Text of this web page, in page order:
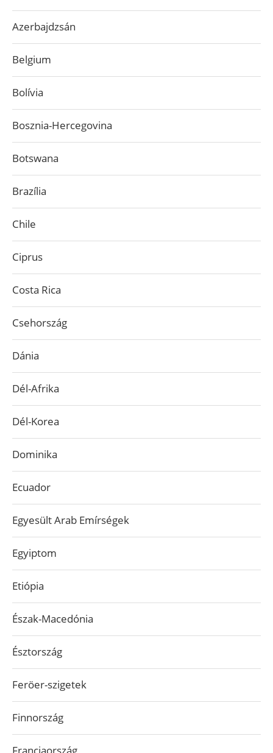
Azerbajdzsán
Belgium
Bolívia
Bosznia-Hercegovina
Botswana
Brazília
Chile
Ciprus
Costa Rica
Csehország
Dánia
Dél-Afrika
Dél-Korea
Dominika
Ecuador
Egyesült Arab Emírségek
Egyiptom
Etiópia
Észak-Macedónia
Észtország
Feröer-szigetek
Finnország